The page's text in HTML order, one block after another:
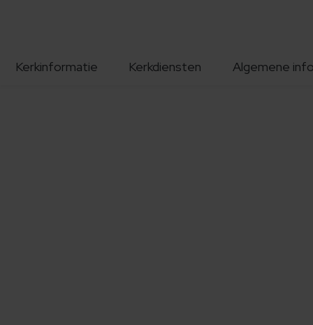
Kerkinformatie Kerkdiensten Algemene